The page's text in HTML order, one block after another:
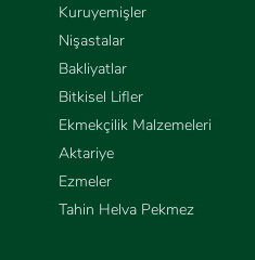
Kuruyemişler
Nişastalar
Bakliyatlar
Bitkisel Lifler
Ekmekçilik Malzemeleri
Aktariye
Ezmeler
Tahin Helva Pekmez